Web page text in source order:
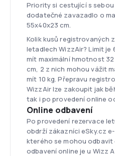
Priority si cestující s
dodatečné zavazadlo o
55x40x23 cm.
Kolik kusů registrovaných
letadlech WizzAir? Limit je
mít maximální hmotnost 32
cm, 2 z nich mohou vážit
mít 10 kg. Přepravu
WizzAir lze zakoupit jak
tak i po provedení online
Online odbavení
Po provedení rezervace
obdrží zákazníci eSky.cz
kterého se mohou
odbavení online je u Wizz